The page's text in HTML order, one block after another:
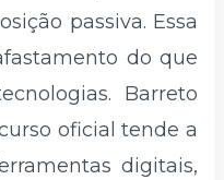
passiva. Essa
do que
Barreto
oficial tende a
digitais,